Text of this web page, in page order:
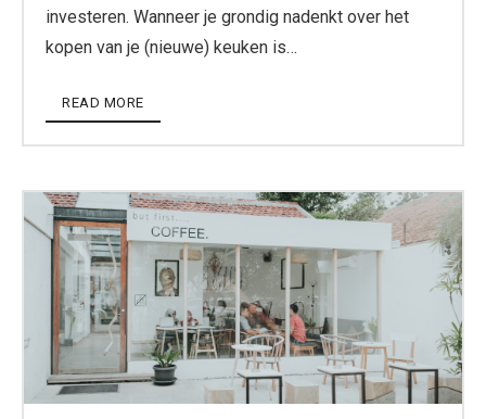
investeren. Wanneer je grondig nadenkt over het
kopen van je (nieuwe) keuken is…
READ MORE